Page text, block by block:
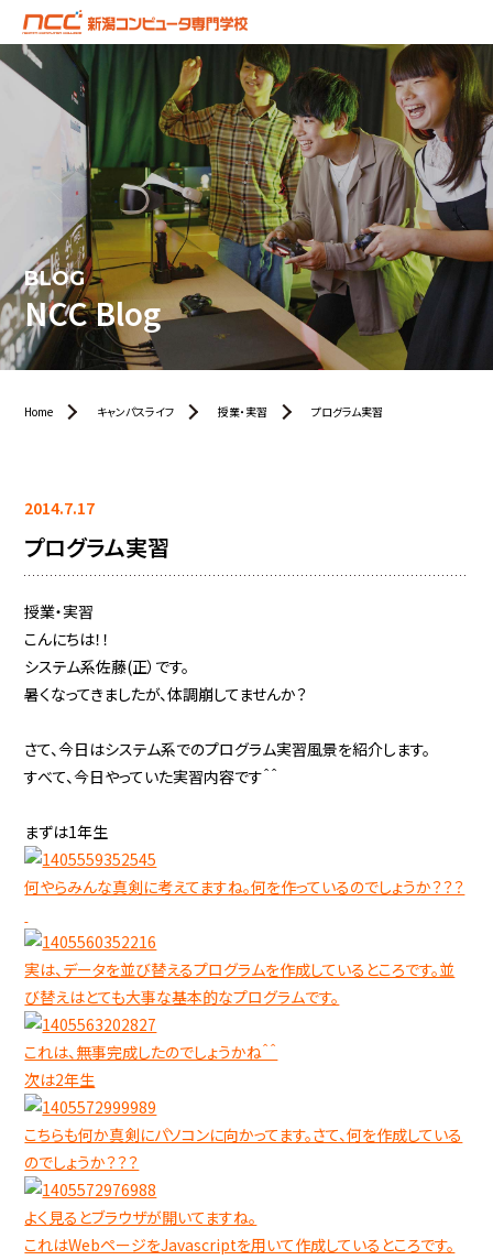
BLOG
NCC Blog
Home キャンパスライフ 授業・実習 プログラム実習
2014.7.17
プログラム実習
授業・実習
こんにちは！！
システム系佐藤(正）です。
暑くなってきましたが、体調崩してませんか？
さて、今日はシステム系でのプログラム実習風景を紹介します。
すべて、今日やっていた実習内容です＾＾
まずは1年生
何やらみんな真剣に考えてますね。何を作っているのでしょうか？？？
実は、データを並び替えるプログラムを作成しているところです。並
び替えはとても大事な基本的なプログラムです。
これは、無事完成したのでしょうかね＾＾
次は2年生
こちらも何か真剣にパソコンに向かってます。さて、何を作成している
のでしょうか？？？
よく見るとブラウザが開いてますね。
これはWebページをJavascriptを用いて作成しているところです。